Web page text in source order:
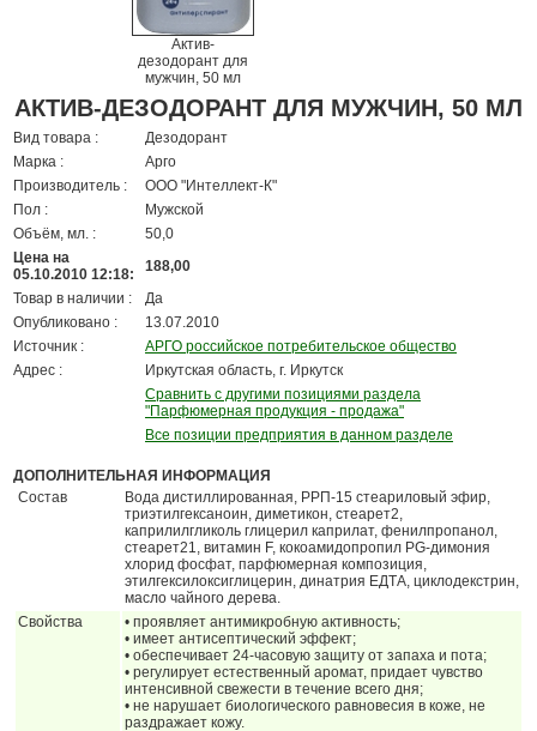
Актив-
дезодорант для
мужчин, 50 мл
АКТИВ-ДЕЗОДОРАНТ ДЛЯ МУЖЧИН, 50 МЛ
Вид товара :
Дезодорант
Марка :
Арго
Производитель :
ООО "Интеллект-К"
Пол :
Мужской
Объём, мл. :
50,0
Цена на
05.10.2010 12:18:
188,00
Товар в наличии :
Да
Опубликовано :
13.07.2010
Источник :
АРГО российское потребительское общество
Адрес :
Иркутская область, г. Иркутск
Сравнить с другими позициями раздела
"Парфюмерная продукция - продажа"
Все позиции предприятия в данном разделе
ДОПОЛНИТЕЛЬНАЯ ИНФОРМАЦИЯ
Состав
Вода дистиллированная, РРП-15 стеариловый эфир,
триэтилгексаноин, диметикон, стеарет­2,
каприлилгликоль глицерил каприлат, фенилпропанол,
стеарет­21, витамин F, кокоамидопропил PG-димония
хлорид фосфат, парфюмерная композиция,
этилгексилоксиглицерин, динатрия ЕДТА, циклодекстрин,
масло чайного дерева.
Свойства
• проявляет антимикробную активность;
• имеет антисептический эффект;
• обеспечивает 24-часовую защиту от запаха и пота;
• регулирует естественный аромат, придает чувство
интенсивной свежести в течение всего дня;
• не нарушает биологического равновесия в коже, не
раздражает кожу.